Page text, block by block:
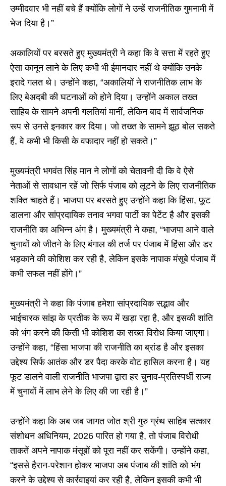
उम्मीदवार भी नहीं बचे हैं क्योंकि लोगों ने उन्हें राजनीतिक गुमनामी में
भेज दिया है।”
अकालियों पर बरसते हुए मुख्यमंत्री ने कहा कि वे सत्ता में रहते हुए
ऐसा कानून लाने के लिए कभी भी ईमानदार नहीं थे क्योंकि उनके
इरादे गलत थे। उन्होंने कहा, “अकालियों ने राजनीतिक लाभ के
लिए बेअदबी की घटनाओं को होने दिया। उन्होंने अकाल तख्त
साहिब के सामने अपनी गलतियां मानीं, लेकिन बाद में सार्वजनिक
रूप से उनसे इनकार कर दिया। जो तख्त के सामने झूठ बोल सकते
हैं, वे कभी भी किसी के वफादार नहीं हो सकते।”
मुख्यमंत्री भगवंत सिंह मान ने लोगों को चेतावनी दी कि वे ऐसे
नेताओं से सावधान रहें जो सिर्फ पंजाब को लूटने के लिए राजनीतिक
शक्ति चाहते हैं। भाजपा पर बरसते हुए उन्होंने कहा कि हिंसा, फूट
डालना और सांप्रदायिक तनाव भगवा पार्टी का पेटेंट है और इसकी
राजनीति का अभिन्न अंग है। मुख्यमंत्री ने कहा, “भाजपा आने वाले
चुनावों को जीतने के लिए बंगाल की तर्ज पर पंजाब में हिंसा और डर
भड़काने की कोशिश कर रही है, लेकिन इसके नापाक मंसूबे पंजाब में
कभी सफल नहीं होंगे।”
मुख्यमंत्री ने कहा कि पंजाब हमेशा सांप्रदायिक सद्भाव और
भाईचारक सांझ के प्रतीक के रूप में खड़ा रहा है, और इसकी शांति
को भंग करने की किसी भी कोशिश का सख्त विरोध किया जाएगा।
उन्होंने कहा, “हिंसा भाजपा की राजनीति का ब्रांड है और इसका
उद्देश्य सिर्फ आतंक और डर पैदा करके वोट हासिल करना है। यह
फूट डालने वाली राजनीति भाजपा द्वारा हर चुनाव-प्रतिस्पर्धी राज्य
में चुनावों में लाभ लेने के लिए की जा रही है।”
उन्होंने कहा कि अब जब जागत जोत श्री गुरु ग्रंथ साहिब सत्कार
संशोधन अधिनियम, 2026 पारित हो गया है, तो पंजाब विरोधी
ताकतें अपने नापाक मंसूबों को पूरा नहीं कर सकेंगी। उन्होंने कहा,
“इससे हैरान-परेशान होकर भाजपा अब पंजाब की शांति को भंग
करने के उद्देश्य से कार्रवाइयां कर रही है, लेकिन इसकी कभी भी